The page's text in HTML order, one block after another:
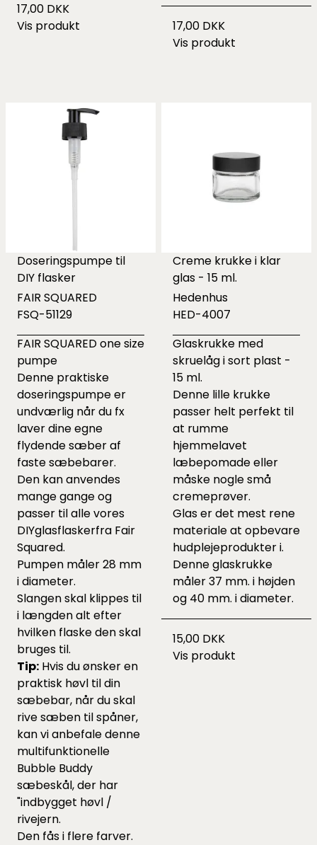
17,00 DKK
Vis produkt
17,00 DKK
Vis produkt
Doseringspumpe til
DIY flasker
FAIR SQUARED
FSQ-51129
FAIR SQUARED one size
pumpe
Denne praktiske
doseringspumpe er
undværlig når du fx
laver dine egne
flydende sæber af
faste sæbebarer.
Den kan anvendes
mange gange og
passer til alle vores
DIYglasflaskerfra Fair
Squared.
Pumpen måler 28 mm
i diameter.
Slangen skal klippes til
i længden alt efter
hvilken flaske den skal
bruges til.
Tip: Hvis du ønsker en
praktisk høvl til din
sæbebar, når du skal
rive sæben til spåner,
kan vi anbefale denne
multifunktionelle
Bubble Buddy
sæbeskål, der har
"indbygget høvl /
rivejern.
Den fås i flere farver.
Creme krukke i klar
glas - 15 ml.
Hedenhus
HED-4007
Glaskrukke med
skruelåg i sort plast -
15 ml.
Denne lille krukke
passer helt perfekt til
at rumme
hjemmelavet
læbepomade eller
måske nogle små
cremeprøver.
Glas er det mest rene
materiale at opbevare
hudplejeprodukter i.
Denne glaskrukke
måler 37 mm. i højden
og 40 mm. i diameter.
15,00 DKK
Vis produkt